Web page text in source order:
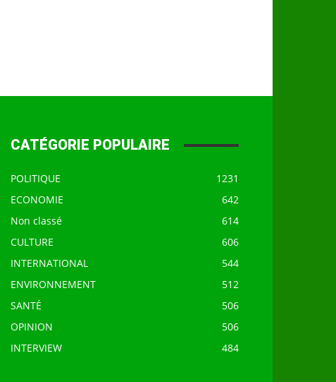
CATÉGORIE POPULAIRE
POLITIQUE
1231
ECONOMIE
642
Non classé
614
CULTURE
606
INTERNATIONAL
544
ENVIRONNEMENT
512
SANTÉ
506
OPINION
506
INTERVIEW
484